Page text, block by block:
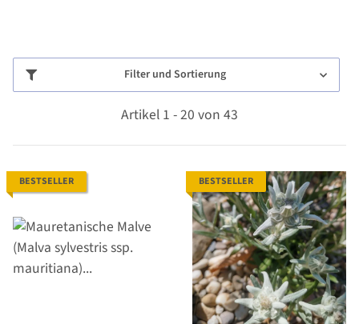
Filter und Sortierung
Artikel 1 - 20 von 43
BESTSELLER BESTSELLER